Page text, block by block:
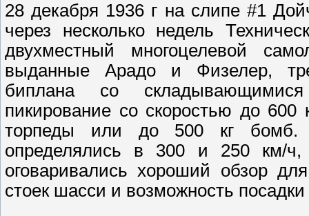
28 декабpя 1936 г на слипе #1
через несколько недель
двухместный многоцелевой
выданные Арадо и Физелер,
биплана со
пикирование со скоростью до
торпеды или до 500 кг бомб.
определялись в 300 и 250 км/
оговаривались хоpоший обзоp
стоек шасси и возможность